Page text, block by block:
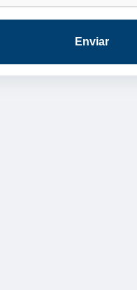
Enviar